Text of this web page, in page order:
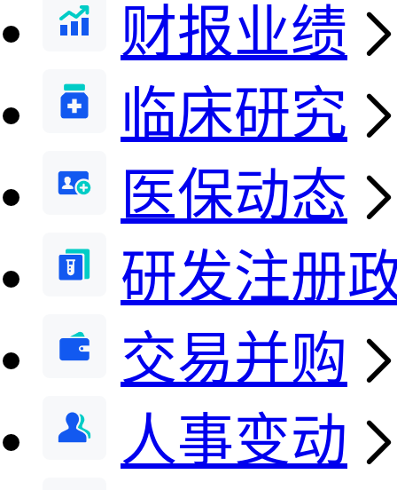
财报业绩
临床研究
医保动态
研发注册
交易并购
人事变动